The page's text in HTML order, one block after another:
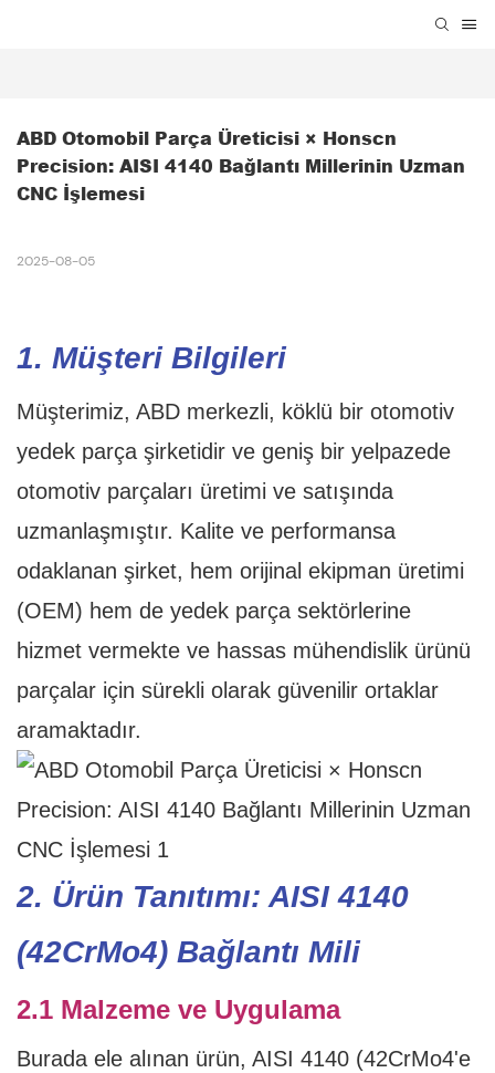
ABD Otomobil Parça Üreticisi × Honscn
Precision: AISI 4140 Bağlantı Millerinin Uzman
CNC İşlemesi
2025-08-05
1. Müşteri Bilgileri
Müşterimiz, ABD merkezli, köklü bir otomotiv
yedek parça şirketidir ve geniş bir yelpazede
otomotiv parçaları üretimi ve satışında
uzmanlaşmıştır. Kalite ve performansa
odaklanan şirket, hem orijinal ekipman üretimi
(OEM) hem de yedek parça sektörlerine
hizmet vermekte ve hassas mühendislik ürünü
parçalar için sürekli olarak güvenilir ortaklar
aramaktadır.
2. Ürün Tanıtımı: AISI 4140
(42CrMo4) Bağlantı Mili
2.1 Malzeme ve Uygulama
Burada ele alınan ürün, AISI 4140 (42CrMo4'e